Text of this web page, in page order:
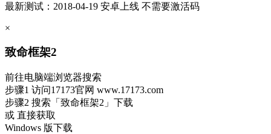
最新测试：2018-04-19 安卓上线 不需要激活码
×
致命框架2
前往电脑端浏览器搜索
步骤1 访问17173官网 www.17173.com
步骤2 搜索 「致命框架2」 下载
或 直接获取
Windows 版下载